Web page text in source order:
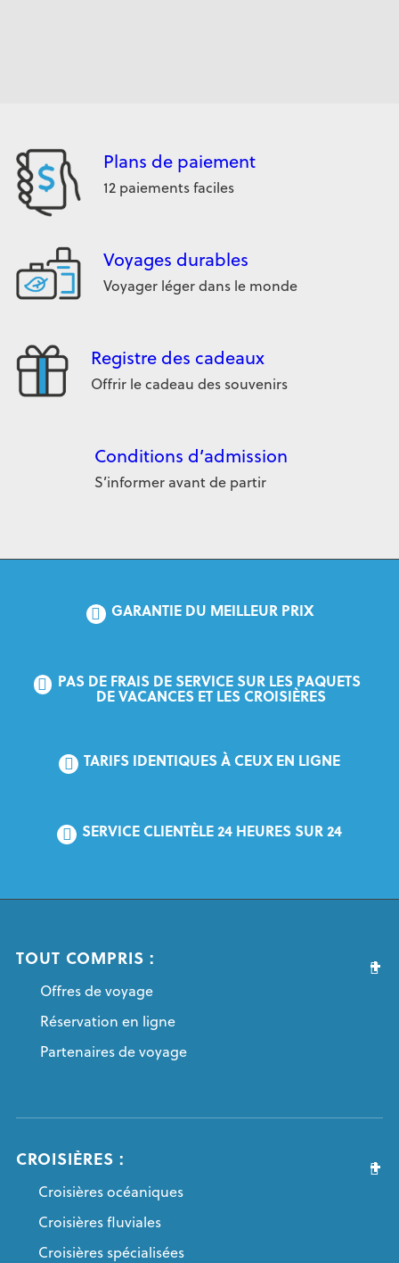
Plans de paiement
12 paiements faciles
Voyages durables
Voyager léger dans le monde
Registre des cadeaux
Offrir le cadeau des souvenirs
Conditions d’admission
S’informer avant de partir
GARANTIE DU MEILLEUR PRIX
PAS DE FRAIS DE SERVICE SUR LES PAQUETS
DE VACANCES ET LES CROISIÈRES
TARIFS IDENTIQUES À CEUX EN LIGNE
SERVICE CLIENTÈLE 24 HEURES SUR 24
TOUT COMPRIS :
Offres de voyage
Réservation en ligne
Partenaires de voyage
CROISIÈRES :
Croisières océaniques
Croisières fluviales
Croisières spécialisées